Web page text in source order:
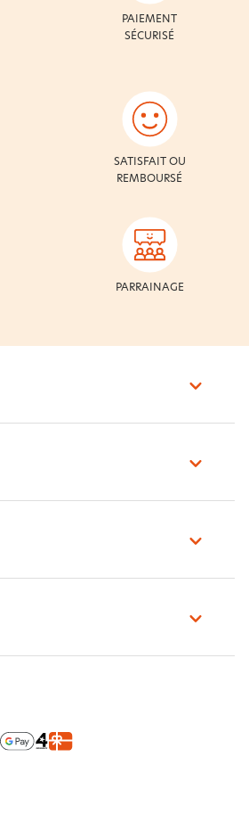
PAIEMENT
SÉCURISÉ
SATISFAIT OU
REMBOURSÉ
PARRAINAGE